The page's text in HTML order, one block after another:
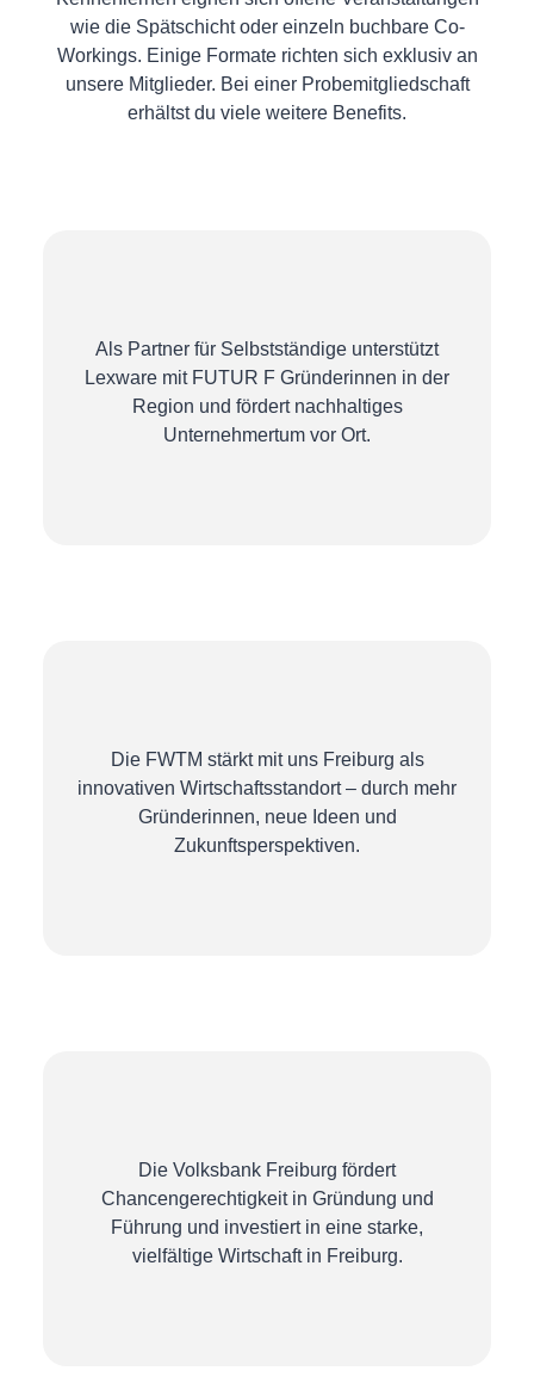
wie die Spätschicht oder einzeln buchbare Co-
Workings. Einige Formate richten sich exklusiv an
unsere Mitglieder. Bei einer Probemitgliedschaft
erhältst du viele weitere Benefits.
Als Partner für Selbstständige unterstützt
Lexware mit FUTUR F Gründerinnen in der
Region und fördert nachhaltiges
Unternehmertum vor Ort.
Die FWTM stärkt mit uns Freiburg als
innovativen Wirtschaftsstandort – durch mehr
Gründerinnen, neue Ideen und
Zukunftsperspektiven.
Die Volksbank Freiburg fördert
Chancengerechtigkeit in Gründung und
Führung und investiert in eine starke,
vielfältige Wirtschaft in Freiburg.